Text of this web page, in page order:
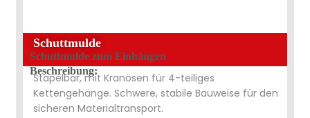
Schuttmulde
Schuttmulde zum Einhängen
Beschreibung:
Stapelbar, mit Kranösen für 4-teiliges
Kettengehänge. Schwere, stabile Bauweise für den
sicheren Materialtransport.